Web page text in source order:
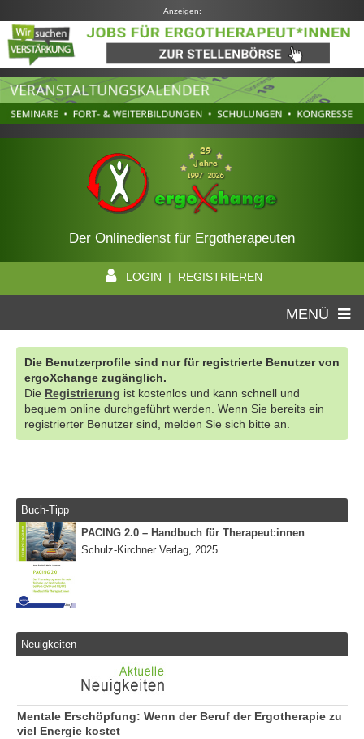
Anzeigen:
Der Onlinedienst für Ergotherapeuten
LOGIN | REGISTRIEREN
MENÜ
Die Benutzerprofile sind nur für registrierte Benutzer von
ergoXchange zugänglich.
Die Registrierung ist kostenlos und kann schnell und
bequem online durchgeführt werden. Wenn Sie bereits ein
registrierter Benutzer sind, melden Sie sich bitte an.
Buch-Tipp
PACING 2.0 – Handbuch für Therapeut:innen
Schulz-Kirchner Verlag, 2025
Neuigkeiten
Mentale Erschöpfung: Wenn der Beruf der Ergotherapie zu
viel Energie kostet